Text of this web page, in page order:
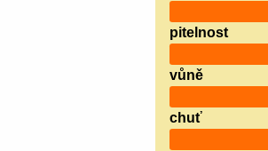
pitelnost
vůně
chuť